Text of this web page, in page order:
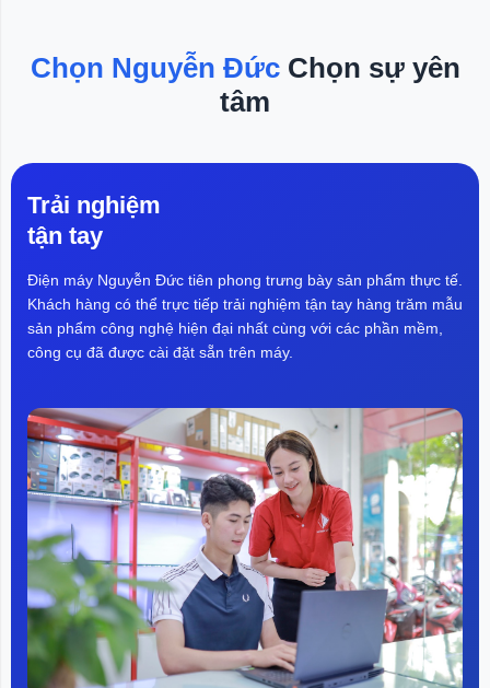
ngăn chặn lưu thông các sản phẩm
được sản xuất bằng lao động
cưỡng bức, gây bất lợi cho Mỹ
Chọn Nguyễn Đức Chọn sự yên
tâm
Trải nghiệm
tận tay
Điện máy Nguyễn Đức tiên phong trưng bày sản phẩm thực tế.
Khách hàng có thể trực tiếp trải nghiệm tận tay hàng trăm mẫu
sản phẩm công nghệ hiện đại nhất cùng với các phần mềm,
công cụ đã được cài đặt sẵn trên máy.